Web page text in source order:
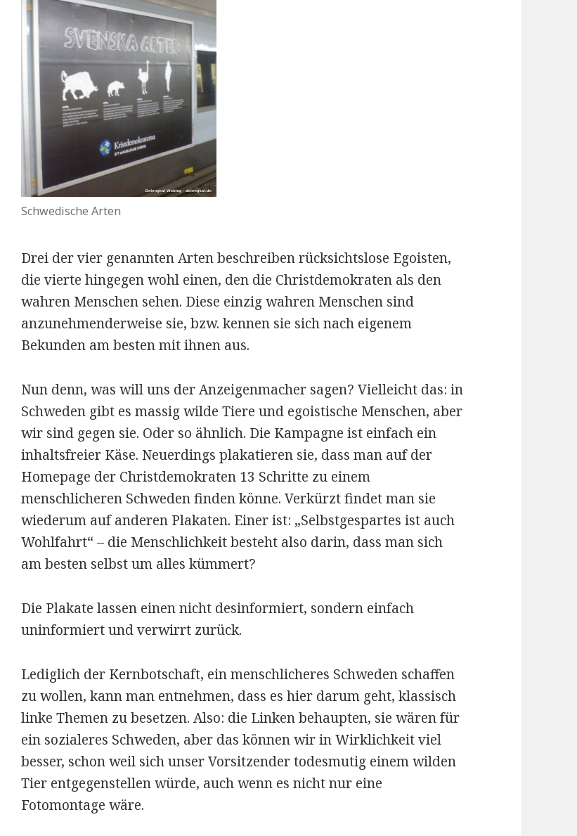
Schwedische Arten
Drei der vier genannten Arten beschreiben rücksichtslose Egoisten,
die vierte hingegen wohl einen, den die Christdemokraten als den
wahren Menschen sehen. Diese einzig wahren Menschen sind
anzunehmenderweise sie, bzw. kennen sie sich nach eigenem
Bekunden am besten mit ihnen aus.
Nun denn, was will uns der Anzeigenmacher sagen? Vielleicht das: in
Schweden gibt es massig wilde Tiere und egoistische Menschen, aber
wir sind gegen sie. Oder so ähnlich. Die Kampagne ist einfach ein
inhaltsfreier Käse. Neuerdings plakatieren sie, dass man auf der
Homepage der Christdemokraten 13 Schritte zu einem
menschlicheren Schweden finden könne. Verkürzt findet man sie
wiederum auf anderen Plakaten. Einer ist: „Selbstgespartes ist auch
Wohlfahrt“ – die Menschlichkeit besteht also darin, dass man sich
am besten selbst um alles kümmert?
Die Plakate lassen einen nicht desinformiert, sondern einfach
uninformiert und verwirrt zurück.
Lediglich der Kernbotschaft, ein menschlicheres Schweden schaffen
zu wollen, kann man entnehmen, dass es hier darum geht, klassisch
linke Themen zu besetzen. Also: die Linken behaupten, sie wären für
ein sozialeres Schweden, aber das können wir in Wirklichkeit viel
besser, schon weil sich unser Vorsitzender todesmutig einem wilden
Tier entgegenstellen würde, auch wenn es nicht nur eine
Fotomontage wäre.